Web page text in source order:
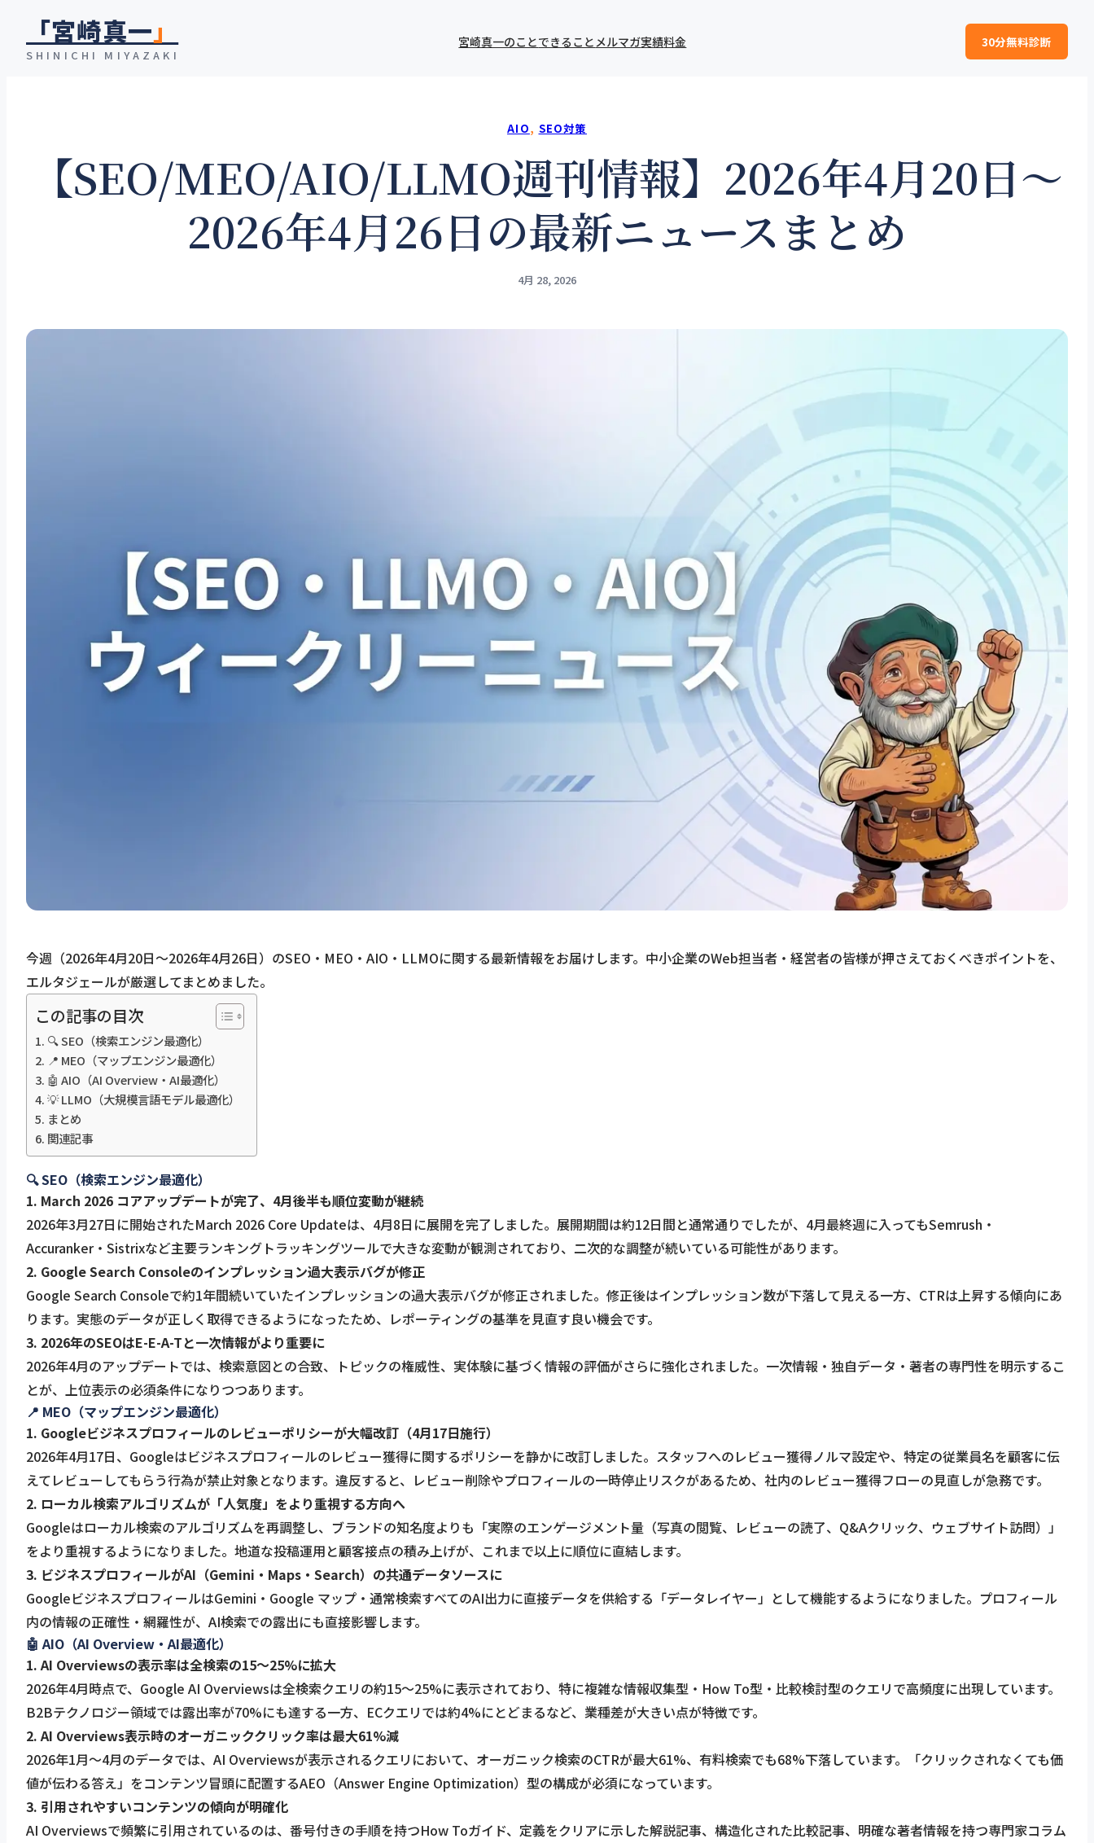
「宮崎真一」
SHINICHI MIYAZAKI
宮崎真一のことできること メルマガ実績料金 30分無料診断
AIO, SEO対策
【SEO/MEO/AIO/LLMO週刊情報】2026年4月20日〜
2026年4月26日の最新ニュースまとめ
4月 28, 2026
今週（2026年4月20日〜2026年4月26日）のSEO・MEO・AIO・LLMOに関する最新情報をお届けします。中小企業のWeb担当者・経営者の皆様が押さえておくべきポイントを、
エルタジェールが厳選してまとめました。
この記事の目次
🔍 SEO（検索エンジン最適化）
📍 MEO（マップエンジン最適化）
🤖 AIO（AI Overview・AI最適化）
💡 LLMO（大規模言語モデル最適化）
まとめ
関連記事
🔍 SEO（検索エンジン最適化）
1. March 2026 コアアップデートが完了、4月後半も順位変動が継続
2026年3月27日に開始されたMarch 2026 Core Updateは、4月8日に展開を完了しました。展開期間は約12日間と通常通りでしたが、4月最終週に入ってもSemrush・
Accuranker・Sistrixなど主要ランキングトラッキングツールで大きな変動が観測されており、二次的な調整が続いている可能性があります。
2. Google Search Consoleのインプレッション過大表示バグが修正
Google Search Consoleで約1年間続いていたインプレッションの過大表示バグが修正されました。修正後はインプレッション数が下落して見える一方、CTRは上昇する傾向にあ
ります。実態のデータが正しく取得できるようになったため、レポーティングの基準を見直す良い機会です。
3. 2026年のSEOはE-E-A-Tと一次情報がより重要に
2026年4月のアップデートでは、検索意図との合致、トピックの権威性、実体験に基づく情報の評価がさらに強化されました。一次情報・独自データ・著者の専門性を明示するこ
とが、上位表示の必須条件になりつつあります。
📍 MEO（マップエンジン最適化）
1. Googleビジネスプロフィールのレビューポリシーが大幅改訂（4月17日施行）
2026年4月17日、Googleはビジネスプロフィールのレビュー獲得に関するポリシーを静かに改訂しました。スタッフへのレビュー獲得ノルマ設定や、特定の従業員名を顧客に伝
えてレビューしてもらう行為が禁止対象となります。違反すると、レビュー削除やプロフィールの一時停止リスクがあるため、社内のレビュー獲得フローの見直しが急務です。
2. ローカル検索アルゴリズムが「人気度」をより重視する方向へ
Googleはローカル検索のアルゴリズムを再調整し、ブランドの知名度よりも「実際のエンゲージメント量（写真の閲覧、レビューの読了、Q&Aクリック、ウェブサイト訪問）」
をより重視するようになりました。地道な投稿運用と顧客接点の積み上げが、これまで以上に順位に直結します。
3. ビジネスプロフィールがAI（Gemini・Maps・Search）の共通データソースに
GoogleビジネスプロフィールはGemini・Google マップ・通常検索すべてのAI出力に直接データを供給する「データレイヤー」として機能するようになりました。プロフィール
内の情報の正確性・網羅性が、AI検索での露出にも直接影響します。
🤖 AIO（AI Overview・AI最適化）
1. AI Overviewsの表示率は全検索の15〜25%に拡大
2026年4月時点で、Google AI Overviewsは全検索クエリの約15〜25%に表示されており、特に複雑な情報収集型・How To型・比較検討型のクエリで高頻度に出現しています。
B2Bテクノロジー領域では露出率が70%にも達する一方、ECクエリでは約4%にとどまるなど、業種差が大きい点が特徴です。
2. AI Overviews表示時のオーガニッククリック率は最大61%減
2026年1月〜4月のデータでは、AI Overviewsが表示されるクエリにおいて、オーガニック検索のCTRが最大61%、有料検索でも68%下落しています。「クリックされなくても価
値が伝わる答え」をコンテンツ冒頭に配置するAEO（Answer Engine Optimization）型の構成が必須になっています。
3. 引用されやすいコンテンツの傾向が明確化
AI Overviewsで頻繁に引用されているのは、番号付きの手順を持つHow Toガイド、定義をクリアに示した解説記事、構造化された比較記事、明確な著者情報を持つ専門家コラム